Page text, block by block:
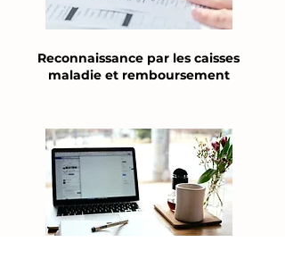
Reconnaissance par les caisses
maladie et remboursement